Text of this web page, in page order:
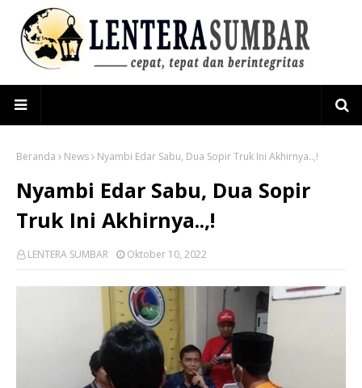
Beranda News Nyambi Edar Sabu, Dua Sopir Truk Ini Akhirnya..,!
Nyambi Edar Sabu, Dua Sopir
Truk Ini Akhirnya..,!
LENTERA SUMBAR Oktober 10, 2022